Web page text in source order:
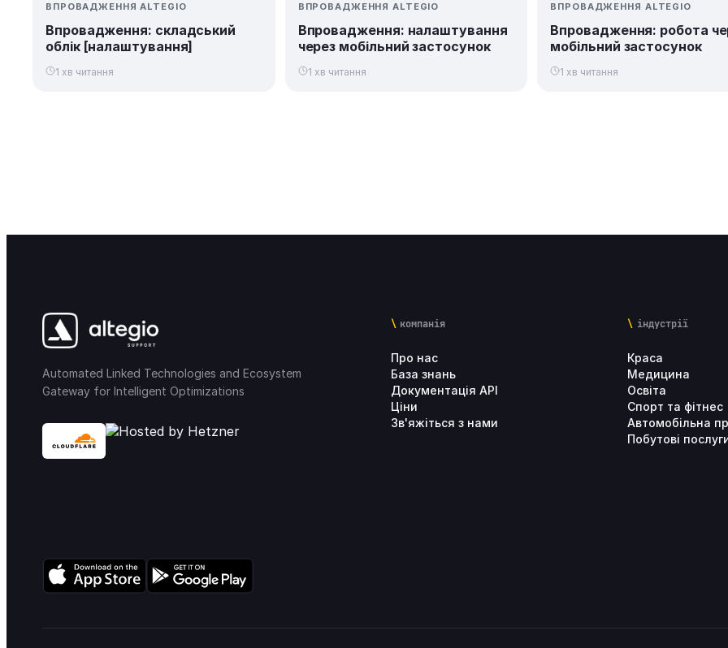
ВПРОВАДЖЕННЯ ALTEGIO
Впровадження: складський
облік [налаштування]
1 хв читання
ВПРОВАДЖЕННЯ ALTEGIO
Впровадження: налаштування
через мобільний застосунок
1 хв читання
ВПРОВАДЖЕННЯ ALTEGIO
Впровадження: робота
мобільний застосунок
1 хв читання
Automated Linked Technologies and Ecosystem
Gateway for Intelligent Optimizations
компанія
Про нас
База знань
Документація API
Ціни
Зв'яжіться з нами
індустрії
Краса
Медицина
Освіта
Спорт та фітнес
Автомобільна
Побутові